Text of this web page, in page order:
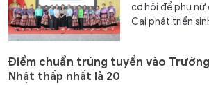
cơ hội để phụ nữ
Cai phát triển
Điểm chuẩn trúng tuyển vào
Nhật thấp nhất là 20